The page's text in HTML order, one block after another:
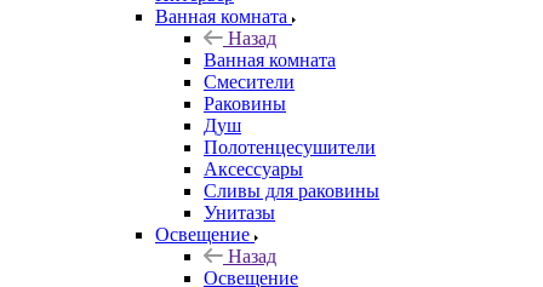
Ванная комната
Назад
Ванная комната
Смесители
Раковины
Душ
Полотенцесушители
Аксессуары
Сливы для раковины
Унитазы
Освещение
Назад
Освещение